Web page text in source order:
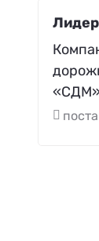
Лидер
«СДМ»